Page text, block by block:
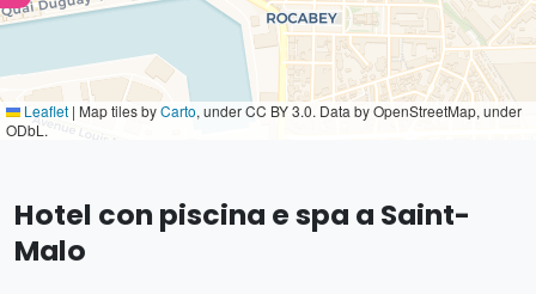
Leaflet | Map tiles byCarto, under CC BY 3.0. Data by OpenStreetMap, under
ODbL.
Hotel con piscina e spa a Saint-
Malo